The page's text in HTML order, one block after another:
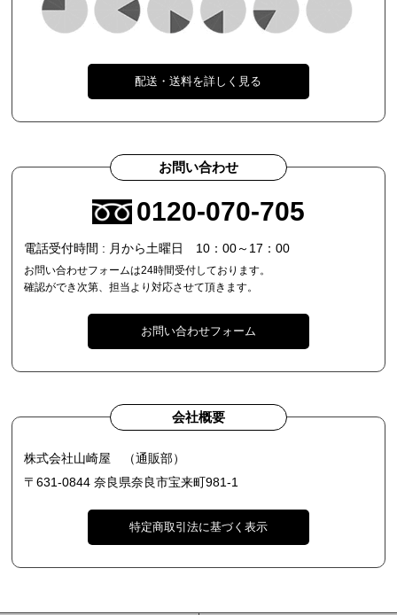
配送・送料を詳しく見る
お問い合わせ
0120-070-705
電話受付時間 : 月から土曜日 10：00～17：00
お問い合わせフォームは24時間受付しております。
確認ができ次第、担当より対応させて頂きます。
お問い合わせフォーム
会社概要
株式会社山崎屋 （通販部）
〒631-0844 奈良県奈良市宝来町981-1
特定商取引法に基づく表示